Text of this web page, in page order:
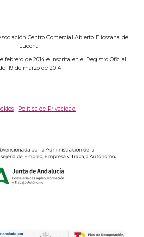
Centro Comercial Abierto Eliossana de
Lucena
febrero de 2014 e inscrita en el Registro Oficial
19 de marzo de 2014
| Política de Privacidad